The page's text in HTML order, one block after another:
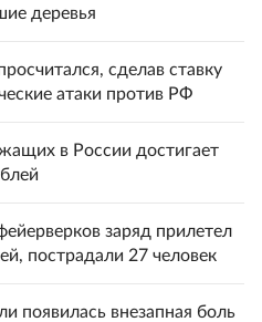
деревья
сделав ставку
атаки против РФ
в России достигает
заряд прилетел
пострадали 27 человек
появилась внезапная боль